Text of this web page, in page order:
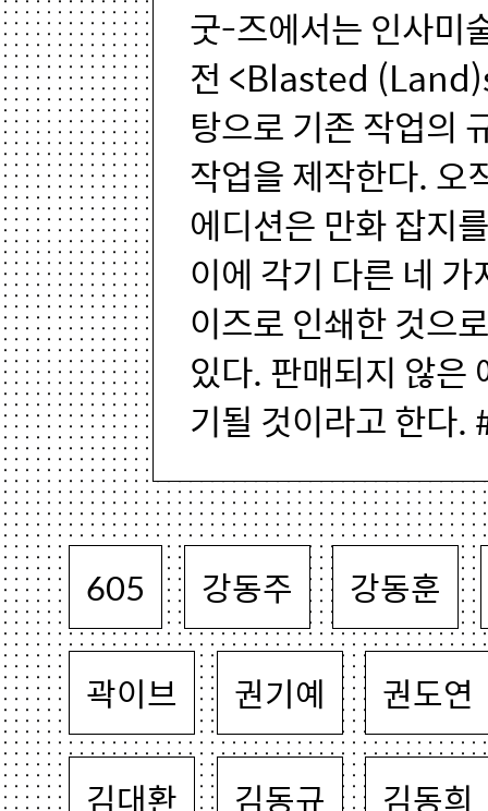
굿-즈에서는 인사미
전 <Blasted
탕으로 기존 작업의
작업을 제작한다. 오
에디션은 만화 잡지
이에 각기 다른 네
이즈로 인쇄한 것으
있다. 판매되지 않은
기될 것이라고 한
605 강동주 강동훈
곽이브 권기예 권도연
김대환 김동규 김동희